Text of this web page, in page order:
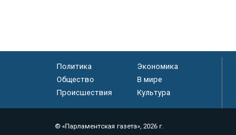
Политика
Экономика
Общество
В мире
Происшествия
Культура
© «Парламентская газета», 2026 г.